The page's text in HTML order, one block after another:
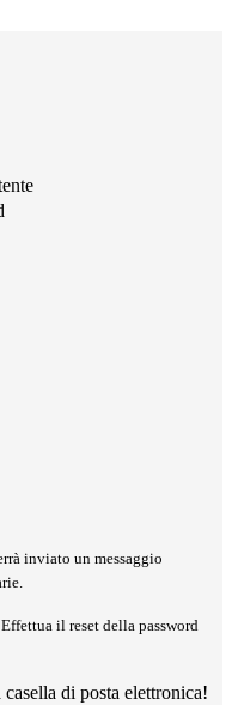
inviato un messaggio
il reset della password
di posta elettronica!